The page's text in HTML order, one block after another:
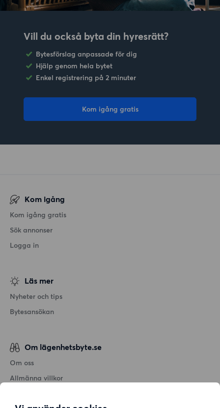
Vill du också byta din hyresrätt?
Bytesförslag anpassade för dig
Hjälp genom hela bytet
Enkel registrering på 2 minuter
Kom igång gratis
Kom igång
Kom igång gratis
Sök annonser
Logga in
Läs mer
Nyheter och tips
Bytesansökan
Om lägenhetsbyte.se
Om oss
Allmänna villkor